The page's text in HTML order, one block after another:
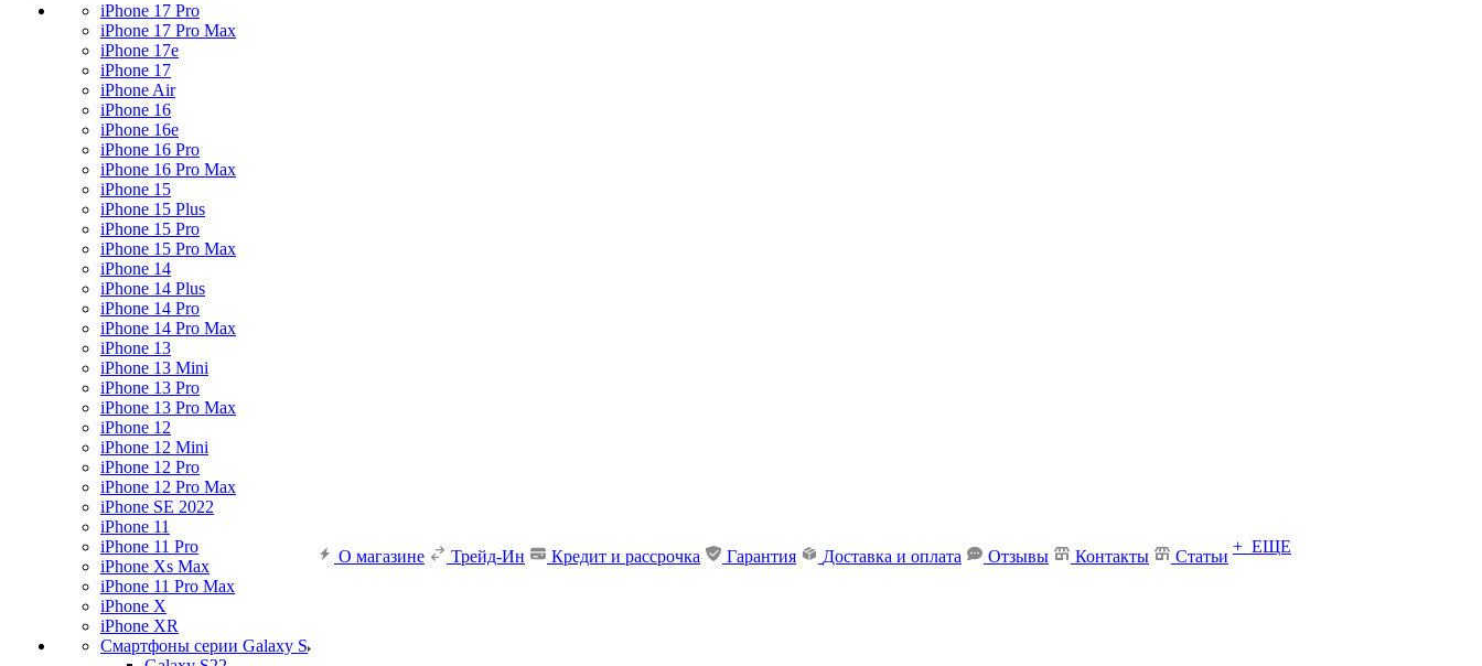
iPhone 17 Pro
iPhone 17 Pro Max
iPhone 17e
iPhone 17
iPhone Air
iPhone 16
iPhone 16e
iPhone 16 Pro
iPhone 16 Pro Max
iPhone 15
iPhone 15 Plus
iPhone 15 Pro
iPhone 15 Pro Max
iPhone 14
iPhone 14 Plus
iPhone 14 Pro
iPhone 14 Pro Max
iPhone 13
iPhone 13 Mini
iPhone 13 Pro
iPhone 13 Pro Max
iPhone 12
iPhone 12 Mini
iPhone 12 Pro
iPhone 12 Pro Max
iPhone SE 2022
iPhone 11
iPhone 11 Pro
iPhone Xs Max
iPhone 11 Pro Max
iPhone X
iPhone XR
Смартфоны серии Galaxy S
О магазине Трейд-Ин Кредит и рассрочка Гарантия Доставка и оплата Отзывы Контакты Статьи
+ ЕЩЕ